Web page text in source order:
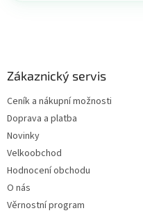
Zákaznický servis
Ceník a nákupní možnosti
Doprava a platba
Novinky
Velkoobchod
Hodnocení obchodu
O nás
Věrnostní program